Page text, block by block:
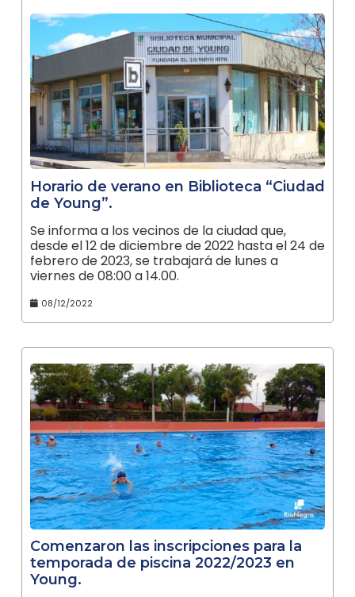
Horario de verano en Biblioteca “Ciudad
de Young”.
Se informa a los vecinos de la ciudad que,
desde el 12 de diciembre de 2022 hasta el 24 de
febrero de 2023, se trabajará de lunes a
viernes de 08:00 a 14.00.
08/12/2022
Comenzaron las inscripciones para la
temporada de piscina 2022/2023 en
Young.